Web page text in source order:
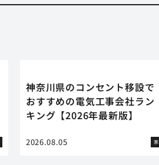
神奈川県のコンセント移設で
おすすめの電気工事会社ラン
キング【2026年最新版】
2026.08.05 家